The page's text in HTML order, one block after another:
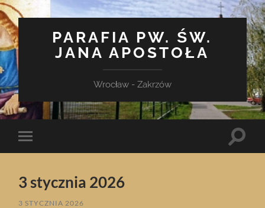
PARAFIA PW. ŚW.
JANA APOSTOŁA
Wrocław - Zakrzów
Toggle
mobile
Toggle
3 stycznia 2026
3 STYCZNIA 2026